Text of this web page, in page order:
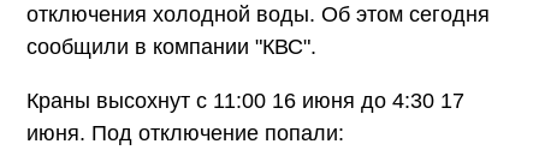
отключения холодной воды. Об этом сегодня
сообщили в компании "КВС".
Краны высохнут с 11:00 16 июня до 4:30 17
июня. Под отключение попали: